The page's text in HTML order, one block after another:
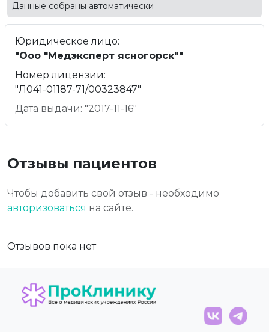
Данные собраны автоматически
Юридическое лицо:
"Ооо "Медэксперт ясногорск""
Номер лицензии:
"Л041-01187-71/00323847"
Дата выдачи: "2017-11-16"
Отзывы пациентов
Чтобы добавить свой отзыв - необходимо
авторизоваться на сайте.
Отзывов пока нет